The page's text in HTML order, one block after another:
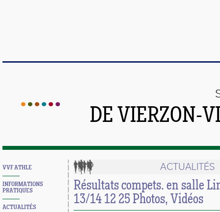
DE VIERZON-
VVF ATHLE
INFORMATIONS
PRATIQUES
ACTUALITÉS
ACTUALITÉS
Résultats compets. en salle
13/14 12 25 Photos, Vidéos